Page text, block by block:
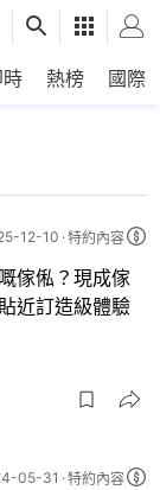
時 熱榜 國際
12-10 特約內容
傢俬？現成傢
近訂造級體驗
05-31 特約內容